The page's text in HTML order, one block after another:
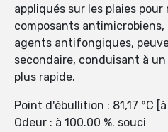
appliqués sur les plaies
composants
agents antifongiques,
secondaire, conduisant à
plus rapide.
Point d'ébullition : 81,17 °C [à
Odeur : à 100.00 %. souci